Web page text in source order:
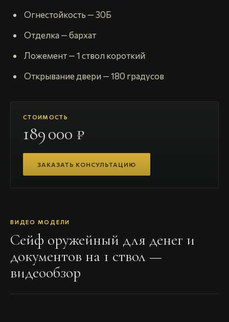
️ Огнестойкость — 30Б
️ Отделка — бархат
️ Ложемент — 1 ствол короткий
️ Открывание двери — 180 градусов
СТОИМОСТЬ
189 000 ₽
ЗАКАЗАТЬ КОНСУЛЬТАЦИЮ
ВИДЕО МОДЕЛИ
Сейф оружейный для денег и
документов на 1 ствол —
видеообзор